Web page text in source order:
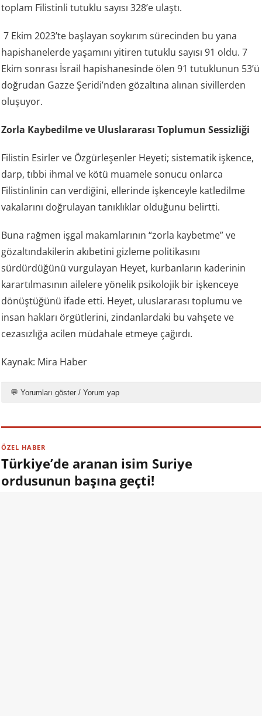
toplam Filistinli tutuklu sayısı 328’e ulaştı.
7 Ekim 2023’te başlayan soykırım sürecinden bu yana
hapishanelerde yaşamını yitiren tutuklu sayısı 91 oldu. 7
Ekim sonrası İsrail hapishanesinde ölen 91 tutuklunun 53’ü
doğrudan Gazze Şeridi’nden gözaltına alınan sivillerden
oluşuyor.
Zorla Kaybedilme ve Uluslararası Toplumun Sessizliği
Filistin Esirler ve Özgürleşenler Heyeti; sistematik işkence,
darp, tıbbi ihmal ve kötü muamele sonucu onlarca
Filistinlinin can verdiğini, ellerinde işkenceyle katledilme
vakalarını doğrulayan tanıklıklar olduğunu belirtti.
Buna rağmen işgal makamlarının “zorla kaybetme” ve
gözaltındakilerin akıbetini gizleme politikasını
sürdürdüğünü vurgulayan Heyet, kurbanların kaderinin
karartılmasının ailelere yönelik psikolojik bir işkenceye
dönüştüğünü ifade etti. Heyet, uluslararası toplumu ve
insan hakları örgütlerini, zindanlardaki bu vahşete ve
cezasızlığa acilen müdahale etmeye çağırdı.
Kaynak: Mira Haber
💬 Yorumları göster / Yorum yap
ÖZEL HABER
Türkiye’de aranan isim Suriye
ordusunun başına geçti!